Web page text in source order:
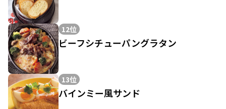
12位
ビーフシチューパングラタン
13位
バインミー風サンド